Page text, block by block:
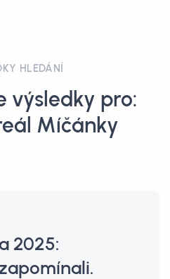
HLEDÁNÍ
výsledky pro:
Míčánky
2025: